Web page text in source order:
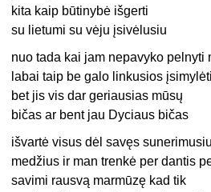
kita kaip būtinybė išgerti
su lietumi su vėju įsivėlusiu
nuo tada kai jam nepavyko pelnyti
labai taip be galo linkusios
bet jis vis dar geriausias mūsų
bičas ar bent jau Dyciaus bičas
išvartė visus dėl savęs
medžius ir man trenkė per dantis
savimi rausvą marmūzę kad tik